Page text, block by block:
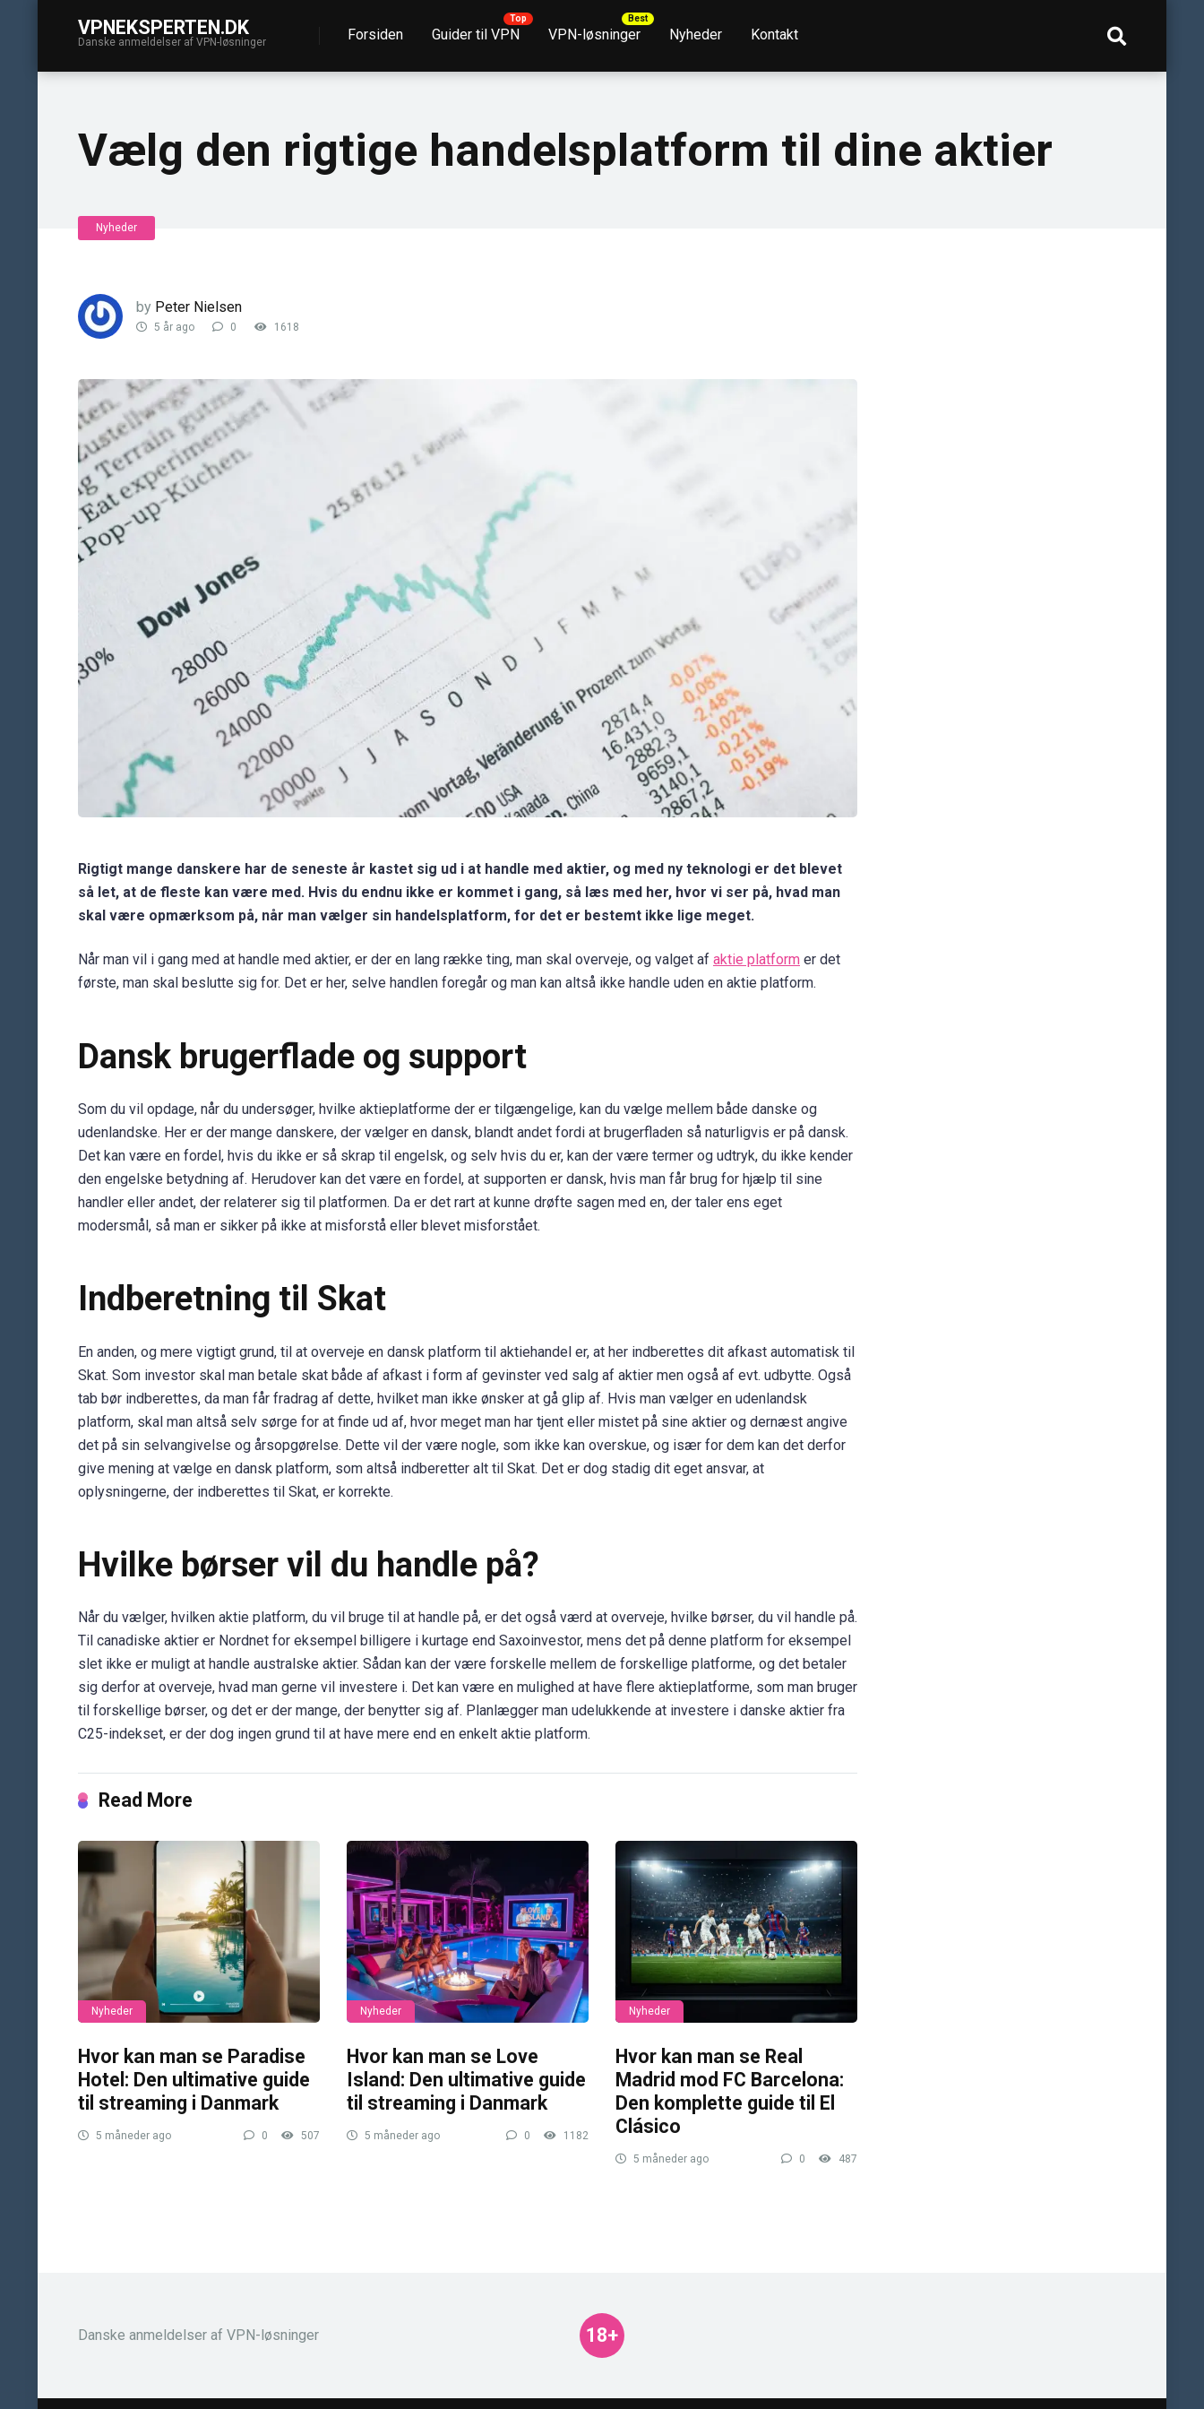
VPNEKSPERTEN.DK
Danske anmeldelser af VPN-løsninger Forsiden Guider til VPN VPN-løsninger Nyheder Kontakt
Vælg den rigtige handelsplatform til dine aktier
Nyheder
by Peter Nielsen
5 år ago 0 1618
Rigtigt mange danskere har de seneste år kastet sig ud i at handle med aktier, og med ny teknologi er det blevet
så let, at de fleste kan være med. Hvis du endnu ikke er kommet i gang, så læs med her, hvor vi ser på, hvad man
skal være opmærksom på, når man vælger sin handelsplatform, for det er bestemt ikke lige meget.
Når man vil i gang med at handle med aktier, er der en lang række ting, man skal overveje, og valget af aktie platform er det
første, man skal beslutte sig for. Det er her, selve handlen foregår og man kan altså ikke handle uden en aktie platform.
Dansk brugerflade og support
Som du vil opdage, når du undersøger, hvilke aktieplatforme der er tilgængelige, kan du vælge mellem både danske og
udenlandske. Her er der mange danskere, der vælger en dansk, blandt andet fordi at brugerfladen så naturligvis er på dansk.
Det kan være en fordel, hvis du ikke er så skrap til engelsk, og selv hvis du er, kan der være termer og udtryk, du ikke kender
den engelske betydning af. Herudover kan det være en fordel, at supporten er dansk, hvis man får brug for hjælp til sine
handler eller andet, der relaterer sig til platformen. Da er det rart at kunne drøfte sagen med en, der taler ens eget
modersmål, så man er sikker på ikke at misforstå eller blevet misforstået.
Indberetning til Skat
En anden, og mere vigtigt grund, til at overveje en dansk platform til aktiehandel er, at her indberettes dit afkast automatisk til
Skat. Som investor skal man betale skat både af afkast i form af gevinster ved salg af aktier men også af evt. udbytte. Også
tab bør indberettes, da man får fradrag af dette, hvilket man ikke ønsker at gå glip af. Hvis man vælger en udenlandsk
platform, skal man altså selv sørge for at finde ud af, hvor meget man har tjent eller mistet på sine aktier og dernæst angive
det på sin selvangivelse og årsopgørelse. Dette vil der være nogle, som ikke kan overskue, og især for dem kan det derfor
give mening at vælge en dansk platform, som altså indberetter alt til Skat. Det er dog stadig dit eget ansvar, at
oplysningerne, der indberettes til Skat, er korrekte.
Hvilke børser vil du handle på?
Når du vælger, hvilken aktie platform, du vil bruge til at handle på, er det også værd at overveje, hvilke børser, du vil handle på.
Til canadiske aktier er Nordnet for eksempel billigere i kurtage end Saxoinvestor, mens det på denne platform for eksempel
slet ikke er muligt at handle australske aktier. Sådan kan der være forskelle mellem de forskellige platforme, og det betaler
sig derfor at overveje, hvad man gerne vil investere i. Det kan være en mulighed at have flere aktieplatforme, som man bruger
til forskellige børser, og det er der mange, der benytter sig af. Planlægger man udelukkende at investere i danske aktier fra
C25-indekset, er der dog ingen grund til at have mere end en enkelt aktie platform.
Read More
Nyheder
Hvor kan man se Paradise
Hotel: Den ultimative guide
til streaming i Danmark
5 måneder ago 0 507
Nyheder
Hvor kan man se Love
Island: Den ultimative guide
til streaming i Danmark
5 måneder ago 0 1182
Nyheder
Hvor kan man se Real
Madrid mod FC Barcelona:
Den komplette guide til El
Clásico
5 måneder ago 0 487
Danske anmeldelser af VPN-løsninger 18+